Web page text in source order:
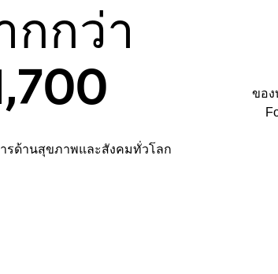
กกว่า
รด้านสุขภาพและสังคมทั่วโลก
ของ